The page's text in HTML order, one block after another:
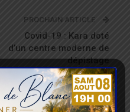
PROCHAIN ARTICLE
Covid-19 : Kara doté
d’un centre moderne de
dépistage
Tout Le Texte